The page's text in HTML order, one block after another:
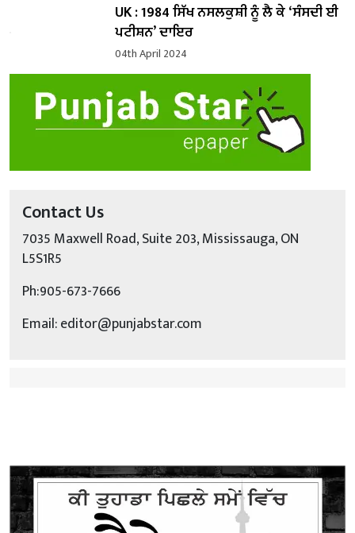
UK : 1984 ਸਿੱਖ ਨਸਲਕੁਸ਼ੀ ਨੂੰ ਲੈ ਕੇ ‘ਸੰਸਦੀ ਈ
ਪਟੀਸ਼ਨ’ ਦਾਇਰ
04th April 2024
Contact Us
7035 Maxwell Road, Suite 203, Mississauga, ON
L5S1R5
Ph:905-673-7666
Email: editor@punjabstar.com